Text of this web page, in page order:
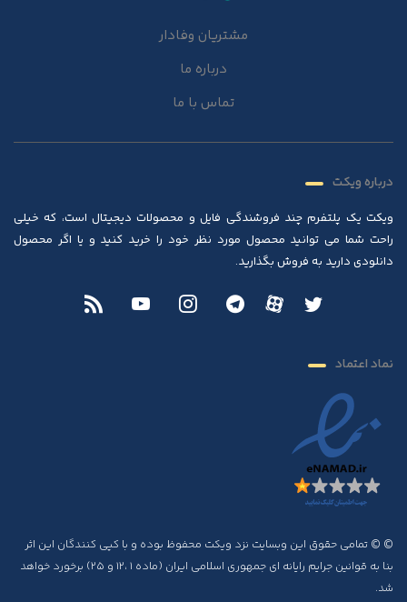
مشتریان وفادار
درباره ما
تماس با ما
درباره ویکت
ویکت یک پلتفرم چند فروشندگی فایل و محصولات دیجیتال است، که خیلی
راحت شما می توانید محصول مورد نظر خود را خرید کنید و یا اگر محصول
دانلودی دارید به فروش بگذارید.
نماد اعتماد
© © تمامی حقوق این وبسایت نزد ویکت محفوظ بوده و با کپی کنندگان این اثر
بنا به قوانین جرایم رایانه ای جمهوری اسلامی ایران (ماده ۱ ،۱۲ و ۲۵) برخورد خواهد
شد.